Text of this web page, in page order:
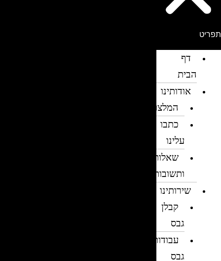
דף
הבית
אודותינו
המלצות
כתבו
עלינו
שאלות
ותשובות
שירותינו
קבלן
גבס
עבודות
גבס